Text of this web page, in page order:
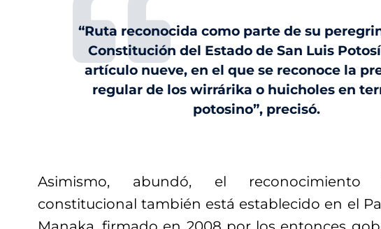
“Ruta reconocida como parte de su
Constitución del Estado de San Luis
artículo nueve, en el que se reconoce la
regular de los wirrárika o huicholes en
potosino”, precisó.
Asimismo, abundó, el
constitucional también está establecido en el